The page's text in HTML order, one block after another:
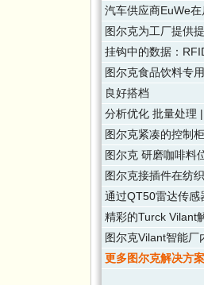
汽车供应商EuWe
图尔克为工厂提供
挂钩中的数据：
图尔克食品饮料专
良好搭档
分析优化 批量处理
图尔克紧凑的控制
图尔克 研磨咖啡料
图尔克接插件在纺
通过QT50雷达传感
精彩的Turck Vilant
图尔克Vilant智能厂
更多图尔克解决方